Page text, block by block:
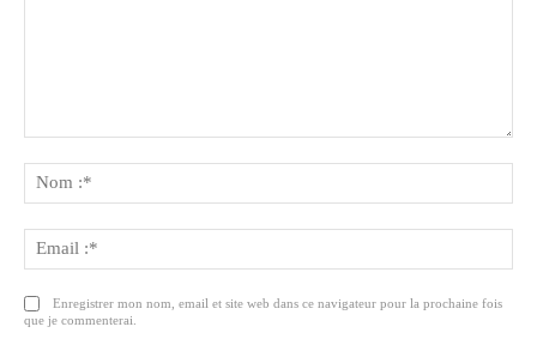
:
Enregistrer mon nom, email et site web dans ce navigateur pour la prochaine fois
que je commenterai.